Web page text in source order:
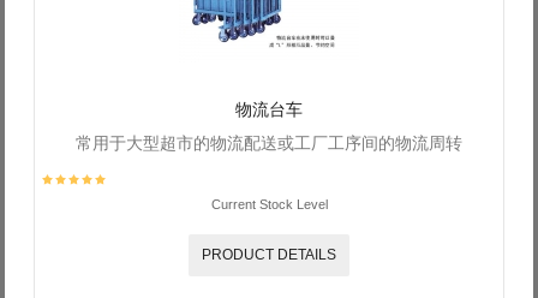
物流台车
常用于大型超市的物流配送或工厂工序间的物流周转
Current Stock Level
PRODUCT DETAILS